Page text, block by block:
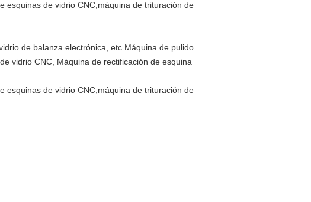
de balanza electrónica, etc. Máquina de pulido
vidrio CNC, Máquina de rectificación de esquina